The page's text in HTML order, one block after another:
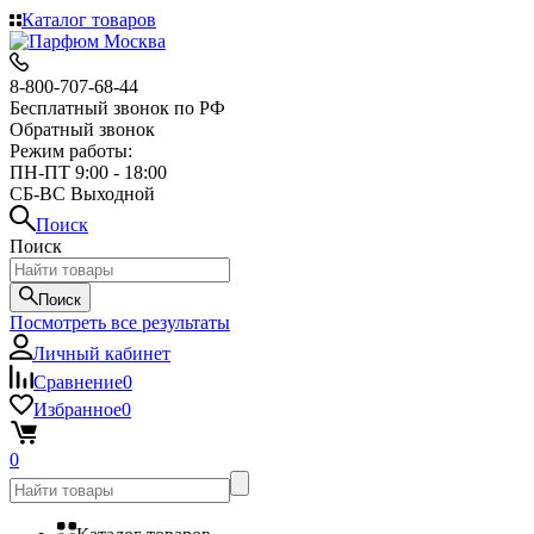
Каталог товаров
8-800-707-68-44
Бесплатный звонок по РФ
Обратный звонок
Режим работы:
ПН-ПТ 9:00 - 18:00
СБ-ВС Выходной
Поиск
Поиск
Поиск
Посмотреть все результаты
Личный кабинет
Сравнение0
Избранное0
0